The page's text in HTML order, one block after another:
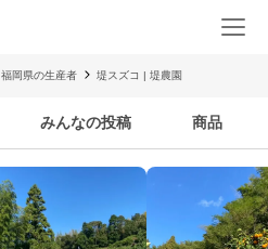
福岡県の生産者 堤スズコ | 堤農園
みんなの投稿 商品